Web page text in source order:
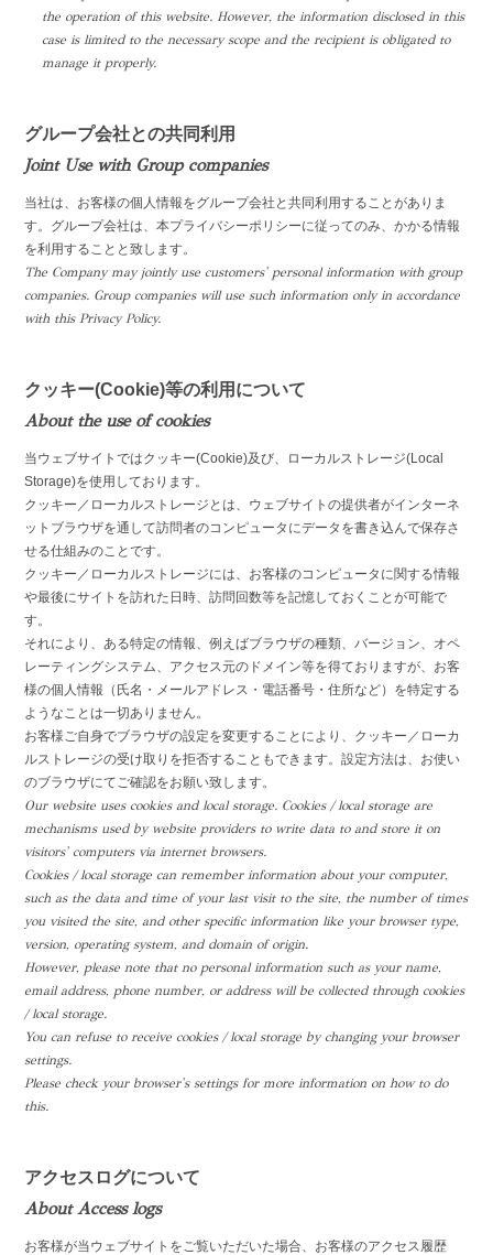
the operation of this website. However, the information disclosed in this
case is limited to the necessary scope and the recipient is obligated to
manage it properly.
グループ会社との共同利用
Joint Use with Group companies
当社は、お客様の個人情報をグループ会社と共同利用することがありま
す。グループ会社は、本プライバシーポリシーに従ってのみ、かかる情報
を利用することと致します。
The Company may jointly use customers' personal information with group
companies. Group companies will use such information only in accordance
with this Privacy Policy.
クッキー(Cookie)等の利用について
About the use of cookies
当ウェブサイトではクッキー(Cookie)及び、ローカルストレージ(Local
Storage)を使用しております。
クッキー／ローカルストレージとは、ウェブサイトの提供者がインターネ
ットブラウザを通して訪問者のコンピュータにデータを書き込んで保存さ
せる仕組みのことです。
クッキー／ローカルストレージには、お客様のコンピュータに関する情報
や最後にサイトを訪れた日時、訪問回数等を記憶しておくことが可能で
す。
それにより、ある特定の情報、例えばブラウザの種類、バージョン、オペ
レーティングシステム、アクセス元のドメイン等を得ておりますが、お客
様の個人情報（氏名・メールアドレス・電話番号・住所など）を特定する
ようなことは一切ありません。
お客様ご自身でブラウザの設定を変更することにより、クッキー／ローカ
ルストレージの受け取りを拒否することもできます。設定方法は、お使い
のブラウザにてご確認をお願い致します。
Our website uses cookies and local storage. Cookies / local storage are
mechanisms used by website providers to write data to and store it on
visitors' computers via internet browsers.
Cookies / local storage can remember information about your computer,
such as the data and time of your last visit to the site, the number of times
you visited the site, and other specific information like your browser type,
version, operating system, and domain of origin.
However, please note that no personal information such as your name,
email address, phone number, or address will be collected through cookies
/ local storage.
You can refuse to receive cookies / local storage by changing your browser
settings.
Please check your browser's settings for more information on how to do
this.
アクセスログについて
About Access logs
お客様が当ウェブサイトをご覧いただいた場合、お客様のアクセス履歴